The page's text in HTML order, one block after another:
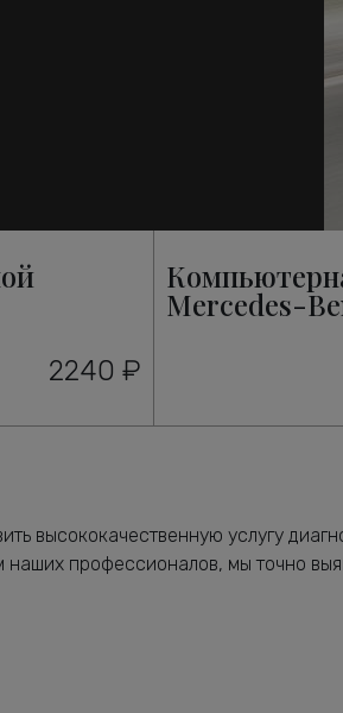
2240 ₽
Mercedes-
высококачественную услугу
наших профессионалов, мы точно